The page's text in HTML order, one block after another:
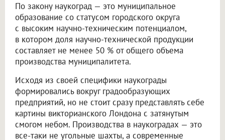
По закону наукоград — это муниципальное
образование со статусом городского округа
с высоким научно-техническим потенциалом,
в котором доля научно-технической продукции
составляет не менее 50 % от общего объема
производства муниципалитета.
Исходя из своей специфики наукограды
формировались вокруг градообразующих
предприятий, но не стоит сразу представлять себе
картины викторианского Лондона с затянутым
смогом небом. Производства в наукоградах — это
все-таки не угольные шахты, а современные